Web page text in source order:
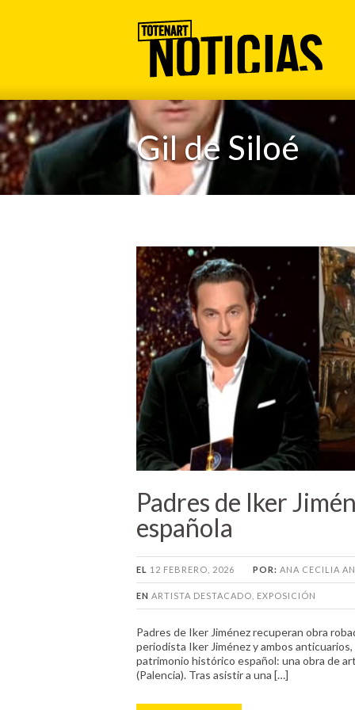
Gil de Siloé
Padres de Iker
española
EL 12 FEBRERO, 2026 POR: ANA CECILIA
EN ARTISTA DESTACADO EXPOSICIÓN
Padres de Iker Jiménez recuperan obra
periodista Iker Jiménez y ambos
patrimonio histórico español: una obra de
(Palencia). Tras asistir a una […]